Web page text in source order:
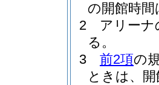
の開館時
2
アリーナ
る。
3
前2項の
ときは、